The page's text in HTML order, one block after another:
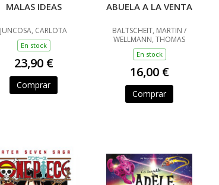
MALAS IDEAS
JUNCOSA, CARLOTA
En stock
23,90 €
Comprar
ABUELA A LA VENTA
BALTSCHEIT, MARTIN /
WELLMANN, THOMAS
En stock
16,00 €
Comprar